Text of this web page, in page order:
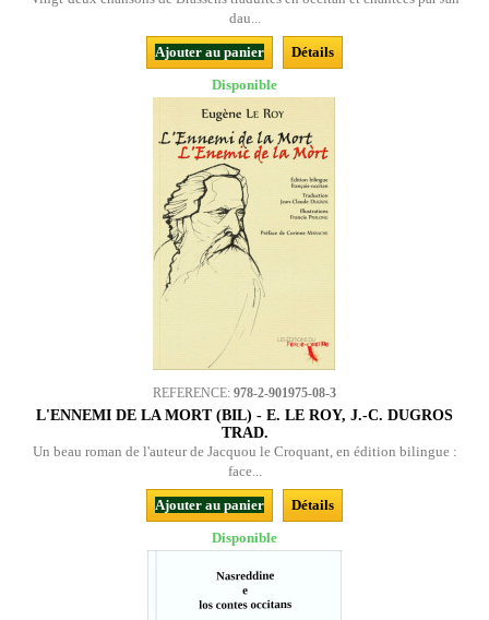
dau...
Ajouter au panier
Détails
Disponible
REFERENCE: 978-2-901975-08-3
L'ENNEMI DE LA MORT (BIL) - E. LE ROY, J.-C. DUGROS
TRAD.
Un beau roman de l'auteur de Jacquou le Croquant, en édition bilingue :
face...
Ajouter au panier
Détails
Disponible